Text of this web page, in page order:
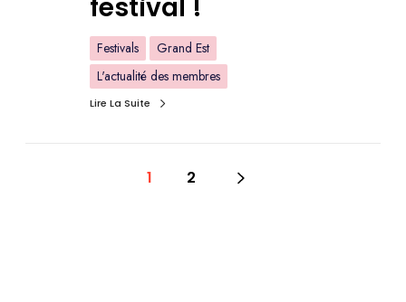
festival !
Festivals
Grand Est
L'actualité des membres
Lire La Suite
1 2